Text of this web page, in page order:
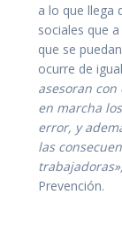
a lo que llega
sociales que
que se
ocurre de
asesoran
en marcha
error, y
las
trabajadoras»,
Prevención.